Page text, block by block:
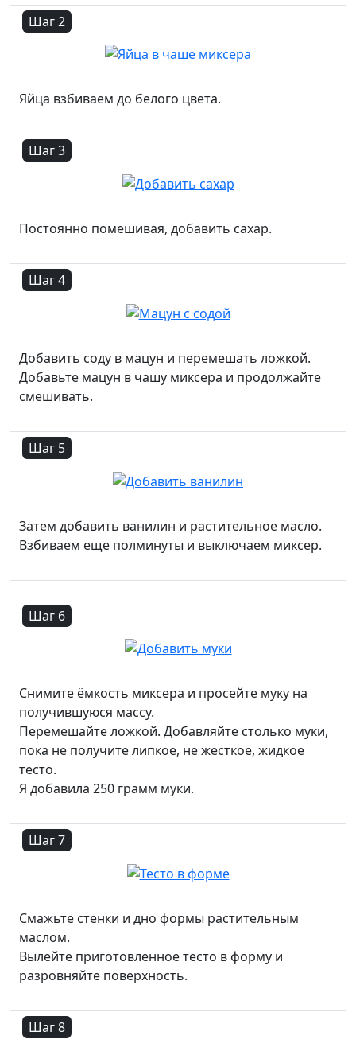
Шаг 2
Яйца взбиваем до белого цвета.
Шаг 3
Постоянно помешивая, добавить сахар.
Шаг 4
Добавить соду в мацун и перемешать ложкой.
Добавьте мацун в чашу миксера и продолжайте
смешивать.
Шаг 5
Затем добавить ванилин и растительное масло.
Взбиваем еще полминуты и выключаем миксер.
Шаг 6
Снимите ёмкость миксера и просейте муку на
получившуюся массу.
Перемешайте ложкой. Добавляйте столько муки,
пока не получите липкое, не жесткое, жидкое
тесто.
Я добавила 250 грамм муки.
Шаг 7
Смажьте стенки и дно формы растительным
маслом.
Вылейте приготовленное тесто в форму и
разровняйте поверхность.
Шаг 8